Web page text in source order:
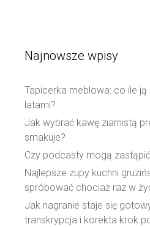
Najnowsze wpisy
Tapicerka meblowa: co ile ją
latami?
Jak wybrać kawę ziarnistą
smakuje?
Czy podcasty mogą
Najlepsze zupy kuchni
spróbować chociaż raz w
Jak nagranie staje się
transkrypcja i korekta krok